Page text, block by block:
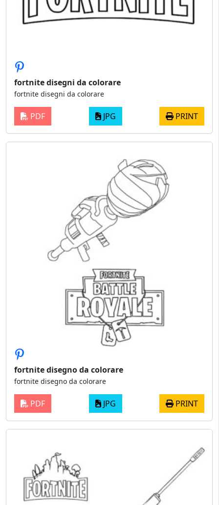
fortnite disegni da colorare
fortnite disegni da colorare
PDF JPG PRINT
fortnite disegno da colorare
fortnite disegno da colorare
PDF JPG PRINT